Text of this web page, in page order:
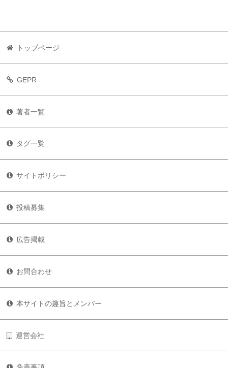
トップページ
GEPR
著者一覧
タグ一覧
サイトポリシー
投稿募集
広告掲載
お問合わせ
本サイトの趣旨とメンバー
運営会社